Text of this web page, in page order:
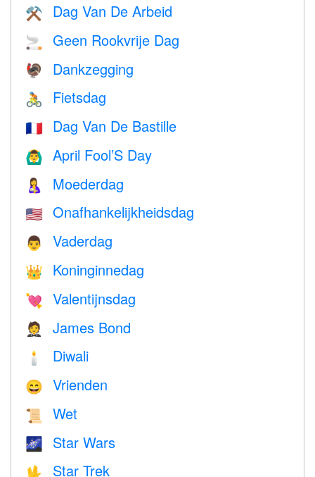
⚒️ Dag Van De Arbeid
🚬 Geen Rookvrije Dag
🦃 Dankzegging
🚴 Fietsdag
🇫🇷 Dag Van De Bastille
🙆‍♂️ April Fool’S Day
🤱 Moederdag
🇺🇸 Onafhankelijkheidsdag
👨 Vaderdag
👑 Koninginnedag
💘 Valentijnsdag
🤵 James Bond
🕯 Diwali
😄 Vrienden
📜 Wet
🌌 Star Wars
🖖 Star Trek